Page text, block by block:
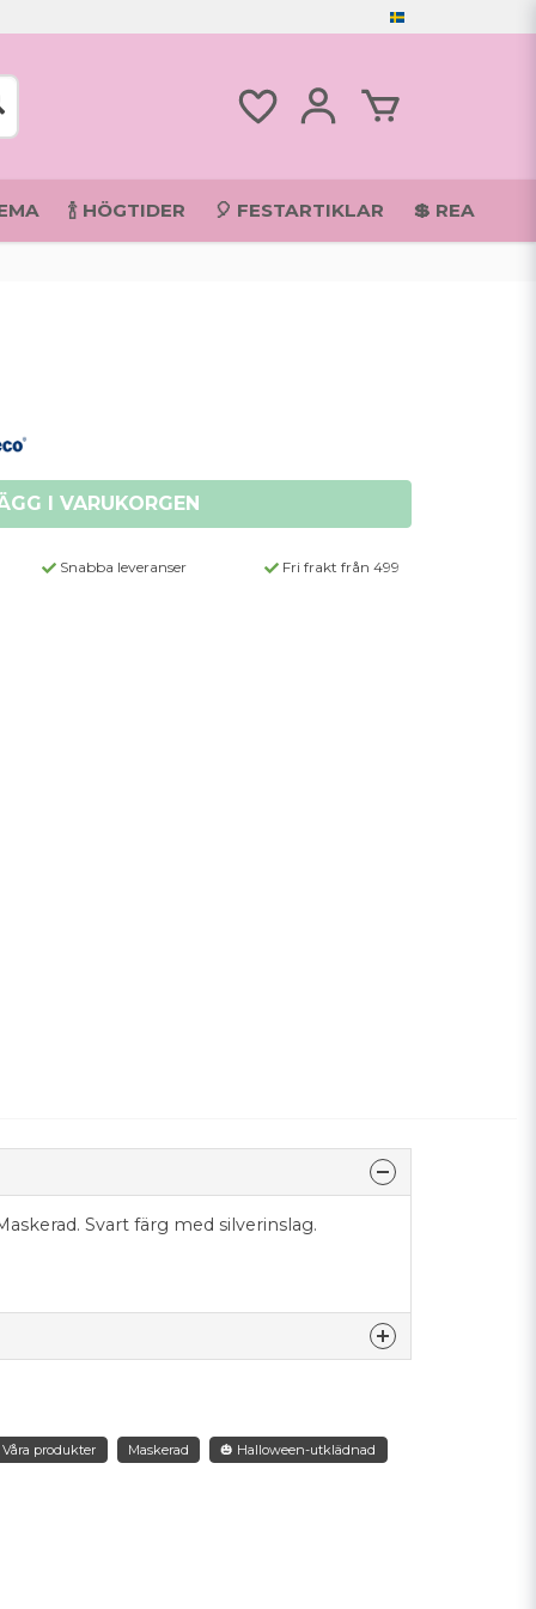
🍾 HÖGTIDER 🎈 FESTARTIKLAR 💲 REA
I VARUKORGEN
Snabba leveranser Fri frakt från 499
Svart färg med silverinslag.
produkten...
Våra produkter Maskerad 🎃 Halloween-utklädnad